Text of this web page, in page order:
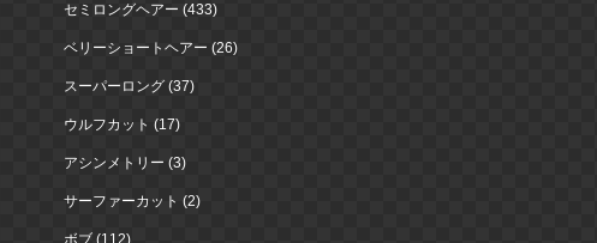
セミロングヘアー (433)
ベリーショートヘアー (26)
スーパーロング (37)
ウルフカット (17)
アシンメトリー (3)
サーファーカット (2)
ボブ (112)